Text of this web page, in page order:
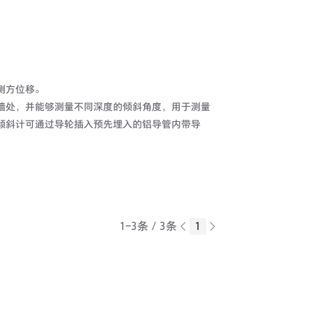
位移。
处，并能够测量不同深度的倾斜角度，用于测量
斜计可通过导轮插入预先埋入的铝导管内带导
1-3条／3条 1